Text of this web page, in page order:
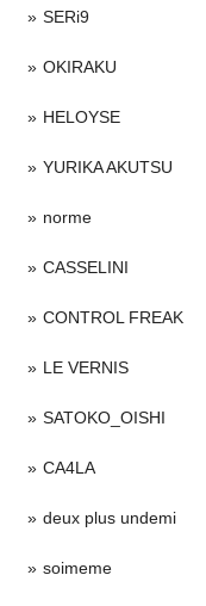
SERi9
OKIRAKU
HELOYSE
YURIKA AKUTSU
norme
CASSELINI
CONTROL FREAK
LE VERNIS
SATOKO_OISHI
CA4LA
deux plus undemi
soimeme